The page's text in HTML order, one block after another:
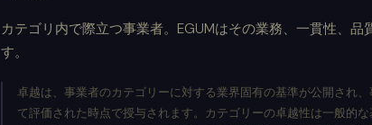
カテゴリ内で際立つ事業者。EGUMはその業務、一貫性、品
す。
卓越は、事業者のカテゴリーに対する業界固有の基準が公開され
て評価された時点で授与されます。カテゴリーの卓越性は一般的